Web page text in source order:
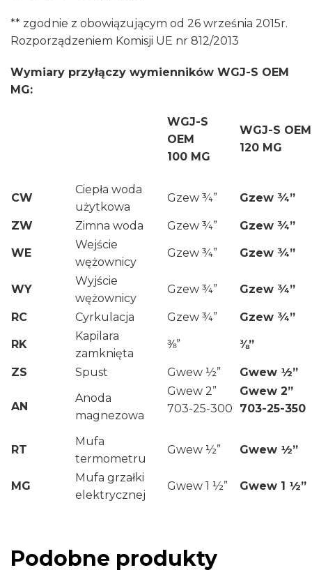
** zgodnie z obowiązującym od 26 września 2015r.
Rozporządzeniem Komisji UE nr 812/2013
Wymiary przyłączy wymienników WGJ-S OEM
MG:
WGJ-S
OEM
100 MG
WGJ-S OEM
120 MG
CW
Ciepła woda
użytkowa
Gzew ¾” Gzew ¾”
ZW Zimna woda Gzew ¾” Gzew ¾”
WE
Wejście
wężownicy
Gzew ¾” Gzew ¾”
WY
Wyjście
wężownicy
Gzew ¾” Gzew ¾”
RC Cyrkulacja Gzew ¾” Gzew ¾”
RK
Kapilara
zamknięta
⅜” ⅜”
ZS Spust Gwew ½” Gwew ½”
AN
Anoda
magnezowa
Gwew 2”
703-25-300
Gwew 2”
703-25-350
RT
Mufa
termometru
Gwew ½” Gwew ½”
MG
Mufa grzałki
elektrycznej
Gwew 1 ½” Gwew 1 ½”
Podobne produkty